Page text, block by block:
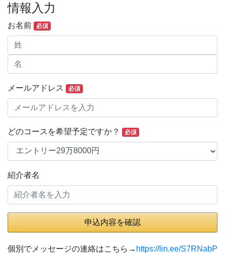
情報入力
お名前 必須
メールアドレス 必須
どのコースを希望予定ですか？ 必須
紹介者名
申込内容を確認
個別でメッセージの連絡はこちら→ https://lin.ee/S7RNabP